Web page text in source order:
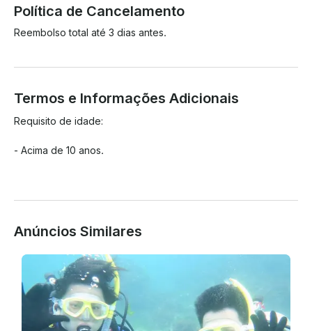
Política de Cancelamento
Reembolso total até 3 dias antes.
Termos e Informações Adicionais
Requisito de idade:
- Acima de 10 anos.
Anúncios Similares